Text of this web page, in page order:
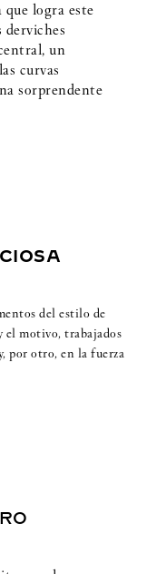
logra este
un
curvas
sorprendente
del estilo de
el motivo, trabajados
por otro, en la fuerza